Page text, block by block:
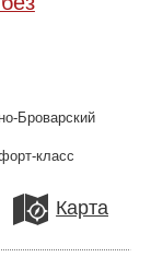
Броварский
класс
Карта